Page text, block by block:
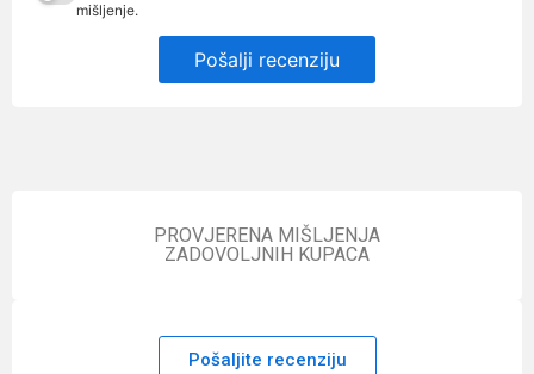
mišljenje.
Pošalji recenziju
PROVJERENA MIŠLJENJA
ZADOVOLJNIH KUPACA
Pošaljite recenziju